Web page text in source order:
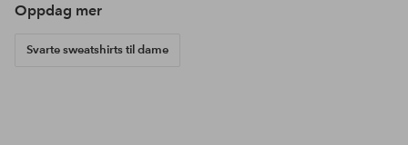
Oppdag mer
Svarte sweatshirts til dame